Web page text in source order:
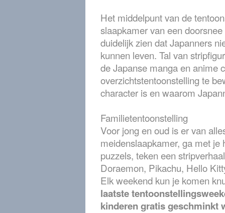
Het middelpunt van de
slaapkamer van een
duidelijk zien dat Japanners
kunnen leven. Tal van
de Japanse manga en anime
overzichtstentoonstelling te
character is en waarom
Familietentoonstelling
Voor jong en oud is er van
meidenslaapkamer, ga met je
puzzels, teken een
Doraemon, Pikachu, Hello
Elk weekend kun je komen
laatste
kinderen gratis geschminkt